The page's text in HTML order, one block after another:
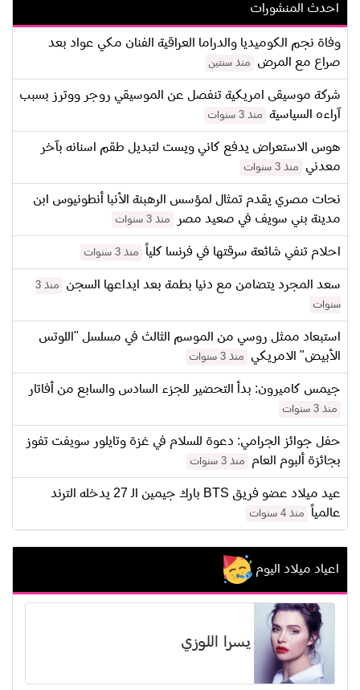
احدث المنشورات
وفاة نجم الكوميديا والدراما العراقية الفنان مكي عواد بعد
صراع مع المرض
منذ سنتين
شركة موسيقى امريكية تنفصل عن الموسيقي روجر ووترز بسبب
آراءه السياسية
منذ 3 سنوات
هوس الاستعراض يدفع كاني ويست لتبديل طقم اسنانه بآخر
معدني
منذ 3 سنوات
نحات مصري يقدم تمثال لمؤسس الرهبنة الأنبا أنطونيوس ابن
مدينة بني سويف في صعيد مصر
منذ 3 سنوات
احلام تنفي شائعة سرقتها في فرنسا كلياً منذ 3 سنوات
سعد المجرد يتضامن مع دنيا بطمة بعد ايداعها السجن
منذ 3
سنوات
استبعاد ممثل روسي من الموسم الثالث في مسلسل "اللوتس
الأبيض" الامريكي
منذ 3 سنوات
جيمس كاميرون: بدأ التحضير للجزء السادس والسابع من أفاتار
منذ 3 سنوات
حفل جوائز الجرامي: دعوة للسلام في غزة وتايلور سويفت تفوز
بجائزة ألبوم العام
منذ 3 سنوات
عيد ميلاد عضو فريق BTS بارك جيمين الـ 27 يدخله الترند
عالمياً
منذ 4 سنوات
اعياد ميلاد اليوم
يسرا اللوزي